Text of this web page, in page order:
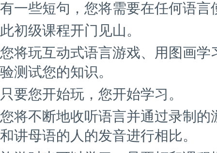
有一些短句，您将需要在任何语言
此初级课程开门见山。
您将玩互动式语言游戏、用图画
验测试您的知识。
只要您开始玩，您开始学习。
您将不断地收听语言并通过录制
和讲母语的人的发音进行相比。